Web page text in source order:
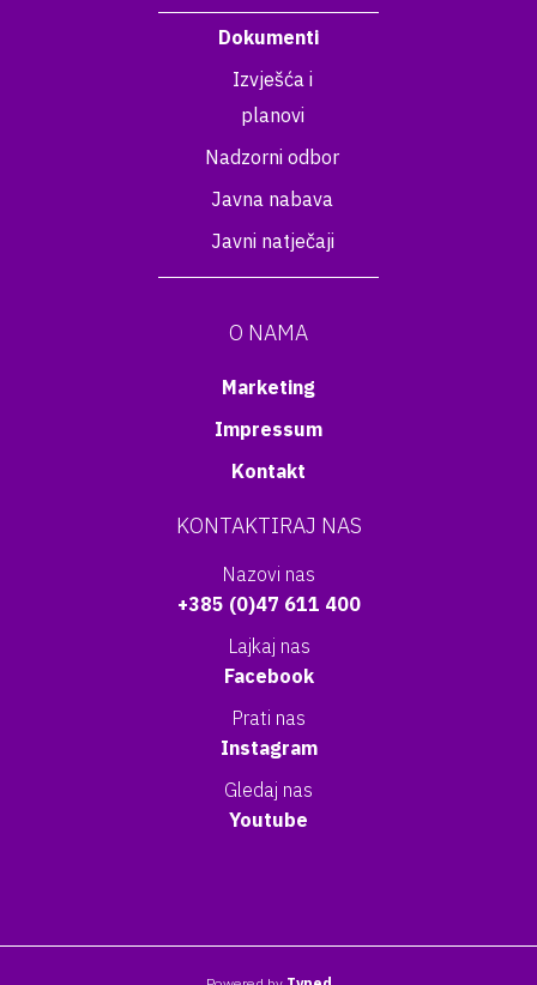
Dokumenti
Izvješća i
planovi
Nadzorni odbor
Javna nabava
Javni natječaji
O NAMA
Marketing
Impressum
Kontakt
KONTAKTIRAJ NAS
Nazovi nas
+385 (0)47 611 400
Lajkaj nas
Facebook
Prati nas
Instagram
Gledaj nas
Youtube